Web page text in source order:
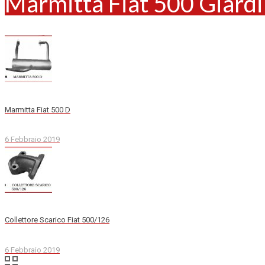
Marmitta Fiat 500 D
6 Febbraio 2019
Collettore Scarico Fiat 500/126
6 Febbraio 2019